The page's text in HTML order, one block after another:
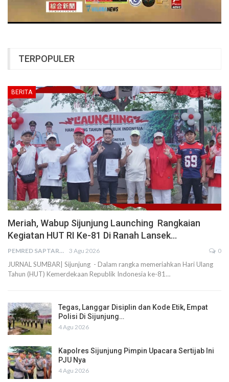
TERPOPULER
BERITA
Meriah, Wabup Sijunjung Launching Rangkaian
Kegiatan HUT RI Ke-81 Di Ranah Lansek…
PEMRED SAPTARIUS 3 Agu 2026 0
JURNAL SUMBAR| Sijunjung - Dalam rangka memeriahkan Hari Ulang
Tahun (HUT) Kemerdekaan Republik Indonesia ke-81…
Tegas, Langgar Disiplin dan Kode Etik, Empat
Polisi Di Sijunjung…
4 Agu 2026
Kapolres Sijunjung Pimpin Upacara Sertijab Ini
PJU Nya
4 Agu 2026